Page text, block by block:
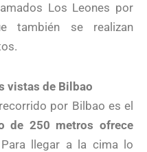
Los Leones por
también se realizan
vistas de Bilbao
por Bilbao es el
de 250 metros ofrece
llegar a la cima lo